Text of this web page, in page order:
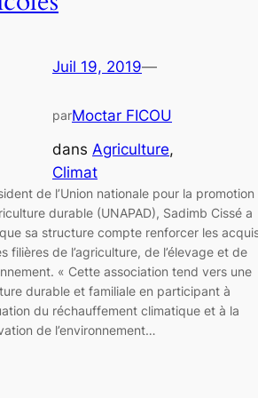
Juil 19, 2019—
parMoctar FICOU
dans Agriculture
Climat
de l’Union nationale pour la promotion
durable (UNAPAD), Sadimb Cissé a
sa structure compte renforcer les
filières de l’agriculture, de l’élevage et de
« Cette association tend vers une
durable et familiale en participant à
du réchauffement climatique et à la
de l’environnement…